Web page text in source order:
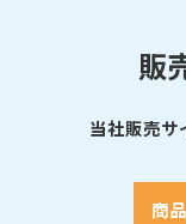
当社販売サ
販
商